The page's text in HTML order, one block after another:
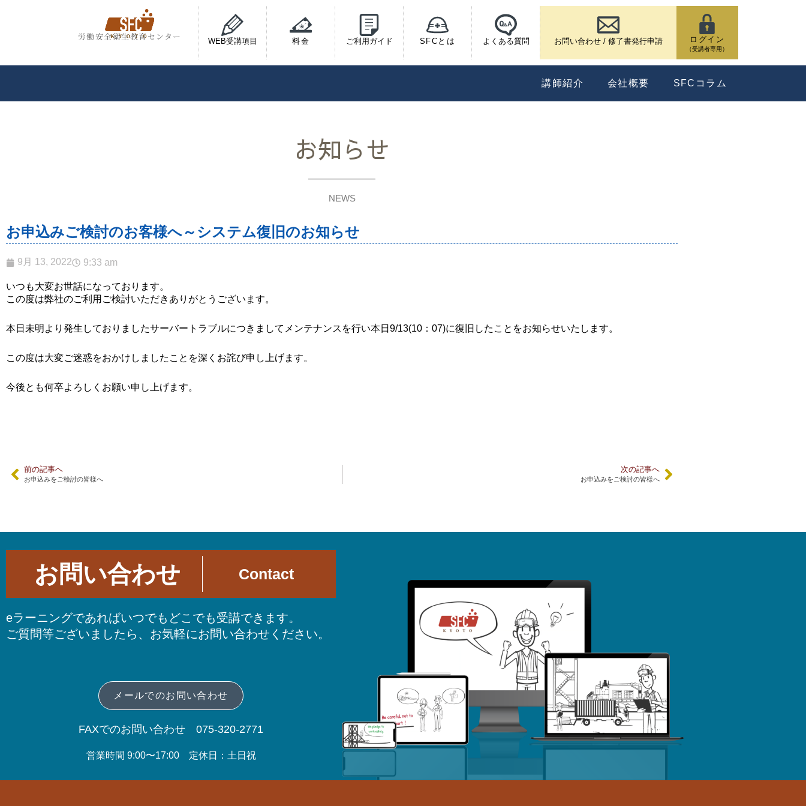
労働安全衛生教育センター WEB受講項目 料金 ご利用ガイド SFCとは よくある質問 お問い合わせ / 修了書発行申請 ログイン
（受講者専用）
講師紹介 会社概要 SFCコラム
お知らせ
NEWS
お申込みご検討のお客様へ～システム復旧のお知らせ
9月 13, 2022 9:33 am
いつも大変お世話になっております。
この度は弊社のご利用ご検討いただきありがとうございます。
本日未明より発生しておりましたサーバートラブルにつきましてメンテナンスを行い本日9/13(10：07)に復旧したことをお知らせいたします。
この度は大変ご迷惑をおかけしましたことを深くお詫び申し上げます。
今後とも何卒よろしくお願い申し上げます。
前の記事へ
お申込みをご検討の皆様へ
次の記事へ
お申込みをご検討の皆様へ
お問い合わせ Contact
eラーニングであればいつでもどこでも受講できます。
ご質問等ございましたら、お気軽にお問い合わせください。
メールでのお問い合わせ
FAXでのお問い合わせ 075-320-2771
営業時間 9:00〜17:00 定休日：土日祝